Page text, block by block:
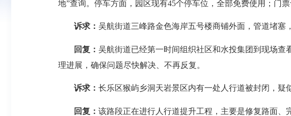
地”查询。停车方面，园区现有45个停车位，全部免费使用；门
诉求： 吴航街道三峰路金色海岸五号楼商铺外面，管道堵塞
回复： 吴航街道已经第一时间组织社区和水投集团到现场
理进展，确保问题尽快解决、不再反复。
诉求： 长乐区猴屿乡洞天岩景区内有一处人行道被封闭，疑
回复： 该路段正在进行人行道提升工程，主要是修复路面